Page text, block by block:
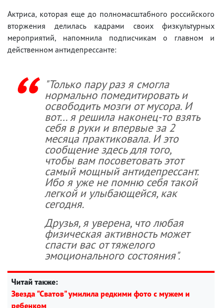
Актриса, которая еще до полномасштабного российского
вторжения делилась кадрами своих физкультурных
мероприятий, напомнила подписчикам о главном и
действенном антидепрессанте:
"Только пару раз я смогла
нормально помедитировать и
освободить мозги от мусора. И
вот… я решила наконец-то взять
себя в руки и впервые за 2
месяца практиковала. И это
сообщение здесь для того,
чтобы вам посоветовать этот
самый мощный антидепрессант.
Ибо я уже не помню себя такой
легкой и улыбающейся, как
сегодня.
Друзья, я уверена, что любая
физическая активность может
спасти вас от тяжелого
эмоционального состояния".
Читай также:
Звезда "Сватов" умилила редкими фото с мужем и
ребенком